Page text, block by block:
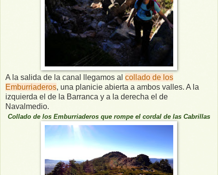
A la salida de la canal llegamos al collado de los
Emburriaderos, una planicie abierta a ambos valles. A la
izquierda el de la Barranca y a la derecha el de
Navalmedio.
Collado de los Emburriaderos que rompe el cordal de las Cabrillas